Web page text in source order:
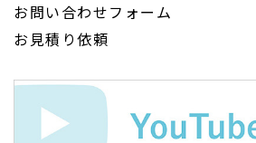
お問い合わせフォーム
お見積り依頼